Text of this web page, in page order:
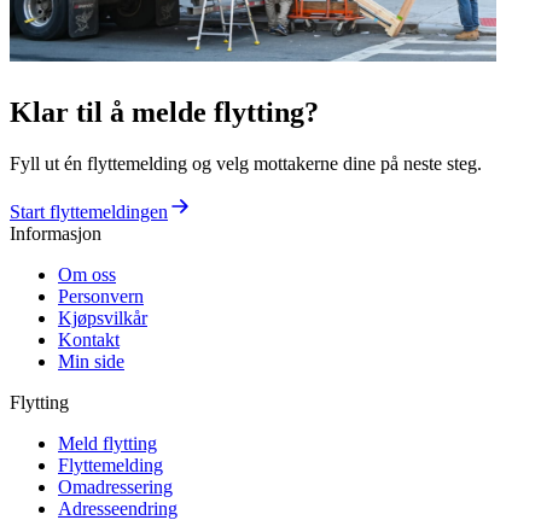
Klar til å melde flytting?
Fyll ut én flyttemelding og velg mottakerne dine på neste steg.
Start flyttemeldingen
Informasjon
Om oss
Personvern
Kjøpsvilkår
Kontakt
Min side
Flytting
Meld flytting
Flyttemelding
Omadressering
Adresseendring